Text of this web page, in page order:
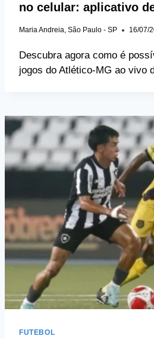
no celular: aplicativo
Maria Andreia, São Paulo - SP 16/07/
Descubra agora como é
jogos do Atlético-MG ao vivo
FUTEBOL